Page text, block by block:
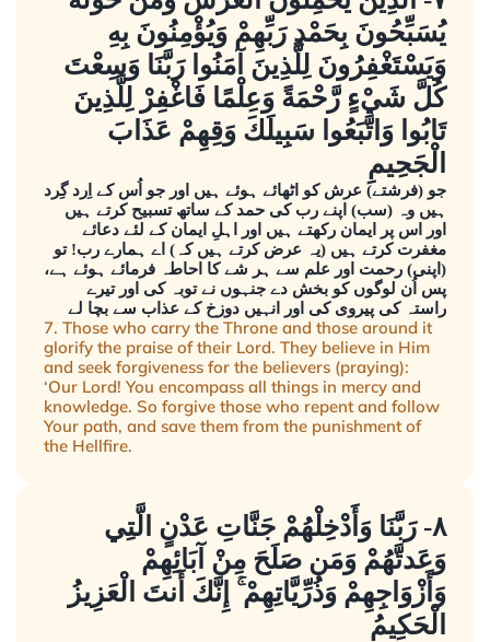
يُسَبِّحُونَ بِحَمْدِ رَبِّهِمْ وَيُؤْمِنُونَ بِهِ
وَيَسْتَغْفِرُونَ لِلَّذِينَ آمَنُوا رَبَّنَا وَسِعْتَ
كُلَّ شَيْءٍ رَّحْمَةً وَعِلْمًا فَاغْفِرْ لِلَّذِينَ
تَابُوا وَاتَّبَعُوا سَبِيلَكَ وَقِهِمْ عَذَابَ
الْجَحِيمِ
جو (فرشتے) عرش کو اٹھائے ہوئے ہیں اور جو اُس کے اِرد گِرد
ہیں وہ (سب) اپنے رب کی حمد کے ساتھ تسبیح کرتے ہیں
اور اس پر ایمان رکھتے ہیں اور اہلِ ایمان کے لئے دعائے
مغفرت کرتے ہیں (یہ عرض کرتے ہیں کہ) اے ہمارے رب! تو
(اپنی) رحمت اور علم سے ہر شے کا احاطہ فرمائے ہوئے ہے،
پس اُن لوگوں کو بخش دے جنہوں نے توبہ کی اور تیرے
راستہ کی پیروی کی اور انہیں دوزخ کے عذاب سے بچا لے
7. Those who carry the Throne and those around it
glorify the praise of their Lord. They believe in Him
and seek forgiveness for the believers (praying):
‘Our Lord! You encompass all things in mercy and
knowledge. So forgive those who repent and follow
Your path, and save them from the punishment of
the Hellfire.
٨- رَبَّنَا وَأَدْخِلْهُمْ جَنَّاتِ عَدْنٍ الَّتِي
وَعَدتَّهُمْ وَمَن صَلَحَ مِنْ آبَائِهِمْ
وَأَزْوَاجِهِمْ وَذُرِّيَّاتِهِمْ ۚ إِنَّكَ أَنتَ الْعَزِيزُ
الْحَكِيمُ